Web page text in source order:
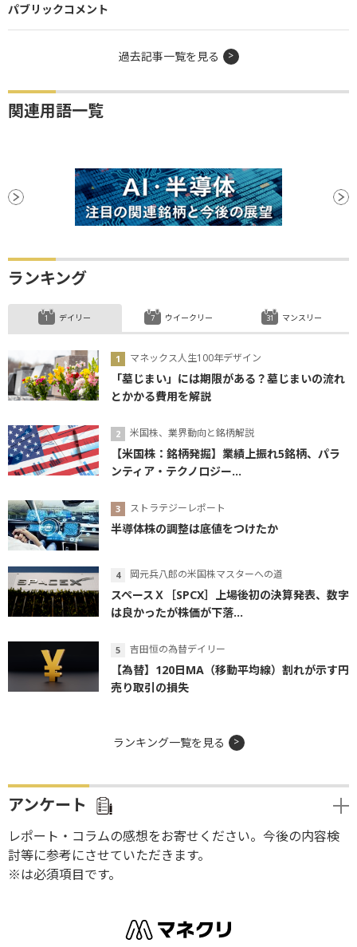
パブリックコメント
過去記事一覧を見る
関連用語一覧
ランキング
デイリー
マネックス人生100年デザイン
「墓じまい」には期限がある？墓じまいの流れ
とかかる費用を解説
米国株、業界動向と銘柄解説
【米国株：銘柄発掘】業績上振れ5銘柄、パラ
ンティア・テクノロジー...
ストラテジーレポート
半導体株の調整は底値をつけたか
岡元兵八郎の米国株マスターへの道
スペースＸ［SPCX］上場後初の決算発表、数字
は良かったが株価が下落...
吉田恒の為替デイリー
【為替】120日MA（移動平均線）割れが示す円
売り取引の損失
ウイークリー マンスリー
ランキング一覧を見る
アンケート
レポート・コラムの感想をお寄せください。今後の内容検
討等に参考にさせていただきます。
※は必須項目です。